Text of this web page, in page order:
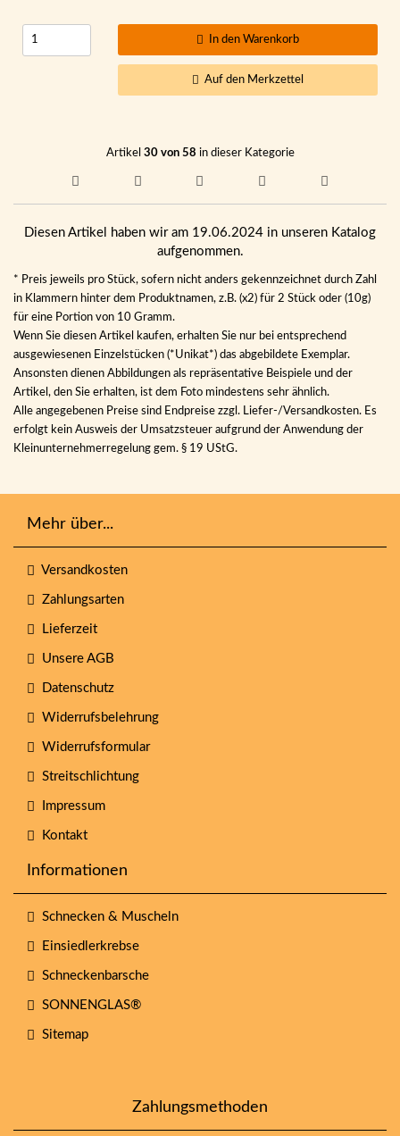
In den Warenkorb
Auf den Merkzettel
Artikel 30 von 58 in dieser Kategorie
Diesen Artikel haben wir am 19.06.2024 in unseren Katalog
aufgenommen.
* Preis jeweils pro Stück, sofern nicht anders gekennzeichnet durch Zahl
in Klammern hinter dem Produktnamen, z.B. (x2) für 2 Stück oder (10g)
für eine Portion von 10 Gramm.
Wenn Sie diesen Artikel kaufen, erhalten Sie nur bei entsprechend
ausgewiesenen Einzelstücken (*Unikat*) das abgebildete Exemplar.
Ansonsten dienen Abbildungen als repräsentative Beispiele und der
Artikel, den Sie erhalten, ist dem Foto mindestens sehr ähnlich.
Alle angegebenen Preise sind Endpreise zzgl. Liefer-/Versandkosten. Es
erfolgt kein Ausweis der Umsatzsteuer aufgrund der Anwendung der
Kleinunternehmerregelung gem. § 19 UStG.
Mehr über...
Versandkosten
Zahlungsarten
Lieferzeit
Unsere AGB
Datenschutz
Widerrufsbelehrung
Widerrufsformular
Streitschlichtung
Impressum
Kontakt
Informationen
Schnecken & Muscheln
Einsiedlerkrebse
Schneckenbarsche
SONNENGLAS®
Sitemap
Zahlungsmethoden